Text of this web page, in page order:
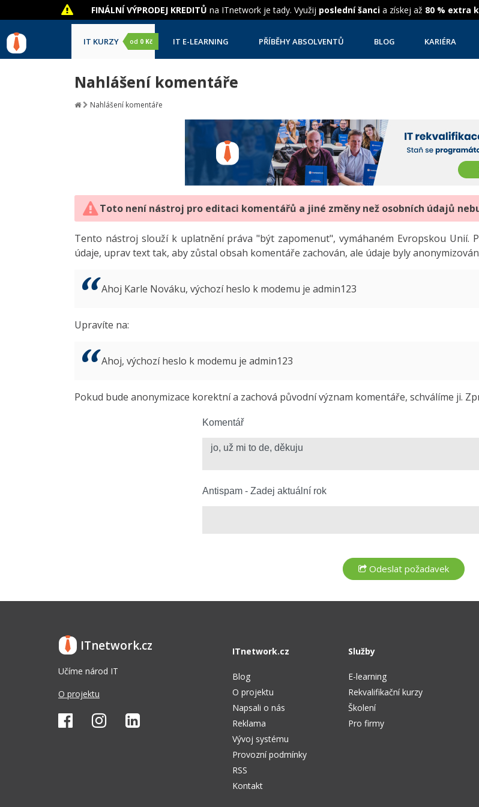
FINÁLNÍ VÝPRODEJ KREDITŮ na ITnetwork je tady. Využij poslední šanci a získej až 80 % extra
IT KURZY od 0 Kč IT E-LEARNING PŘÍBĚHY ABSOLVENTŮ BLOG KARIÉRA
Nahlášení komentáře
Nahlášení komentáře
Toto není nástroj pro editaci komentářů a jiné změny než osobních údajů
Tento nástroj slouží k uplatnění práva "být zapomenut", vymáhaném Evropskou Unií.
údaje, uprav text tak, aby zůstal obsah komentáře zachován, ale údaje byly
Ahoj Karle Nováku, výchozí heslo k modemu je admin123
Upravíte na:
Ahoj, výchozí heslo k modemu je admin123
Pokud bude anonymizace korektní a zachová původní význam komentáře, schválíme ji.
Komentář
Antispam - Zadej aktuální rok
ITnetwork.cz
Učíme národ IT
O projektu
ITnetwork.cz
Blog
O projektu
Napsali o nás
Reklama
Vývoj systému
Provozní podmínky
RSS
Kontakt
Služby
E-learning
Rekvalifikační kurzy
Školení
Pro firmy